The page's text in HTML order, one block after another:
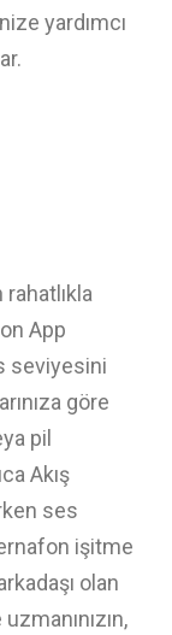
yardımcı
App
seviyesini
göre
pil
Akış
ses
işitme
olan